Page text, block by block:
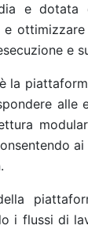
e
e
è la
alle
i flussi di